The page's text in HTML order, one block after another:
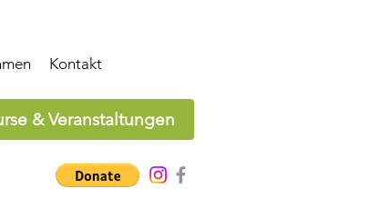
Kontakt
& Veranstaltungen